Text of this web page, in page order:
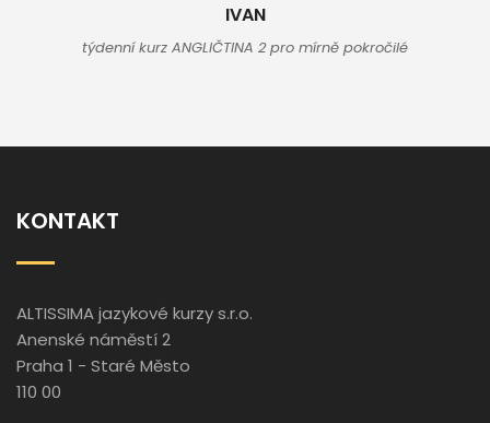
IVAN
týdenní kurz ANGLIČTINA 2 pro mírně pokročilé
KONTAKT
ALTISSIMA jazykové kurzy s.r.o.
Anenské náměstí 2
Praha 1 - Staré Město
110 00